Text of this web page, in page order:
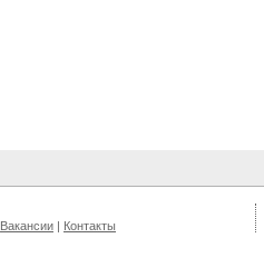
Вакансии | Контакты